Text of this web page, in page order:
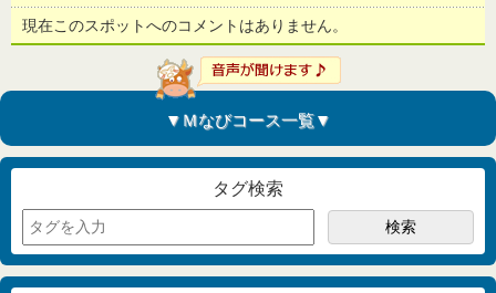
現在このスポットへのコメントはありません。
▼Ｍなびコース一覧▼
タグ検索